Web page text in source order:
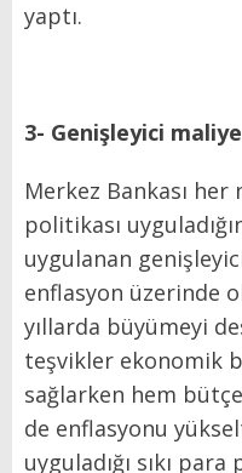
yaptı.
3- Genişleyici
Merkez Bankası her
politikası
uygulanan
enflasyon üzerinde
yıllarda büyümeyi
teşvikler ekonomik
sağlarken hem
de enflasyonu
uyguladığı sıkı